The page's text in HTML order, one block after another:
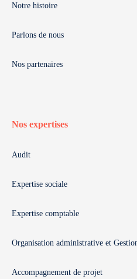
Notre histoire
Parlons de nous
Nos partenaires
Nos expertises
Audit
Expertise sociale
Expertise comptable
Organisation administrative et
Accompagnement de projet